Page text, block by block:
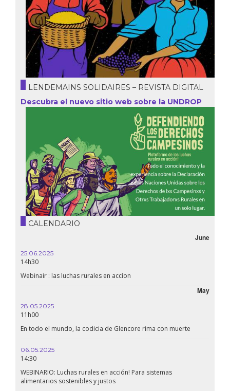
LENDEMAINS SOLIDAIRES – REVISTA DIGITAL
Descubra el nuevo sitio web sobre la UNDROP
CALENDARIO
June
25.06.2025
14h30
Webinair : las luchas rurales en accíon
May
28.05.2025
11h00
En todo el mundo, la codicia de Glencore rima con muerte
06.05.2025
14:30
WEBINARIO: Luchas rurales en acción! Para sistemas
alimentarios sostenibles y justos